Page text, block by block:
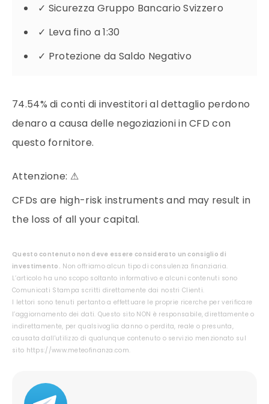
✓ Sicurezza Gruppo Bancario Svizzero
✓ Leva fino a 1:30
✓ Protezione da Saldo Negativo
74.54% di conti di investitori al dettaglio perdono
denaro a causa delle negoziazioni in CFD con
questo fornitore.
Attenzione: ⚠
CFDs are high-risk instruments and may result in
the loss of all your capital.
Questo contenuto non deve essere considerato un consiglio di
investimento. Non offriamo alcun tipo di consulenza finanziaria.
L’articolo ha uno scopo soltanto informativo e alcuni contenuti sono
Comunicati Stampa scritti direttamente dai nostri Clienti.
I lettori sono tenuti pertanto a effettuare le proprie ricerche per verificare
l’aggiornamento dei dati. Questo sito NON è responsabile, direttamente o
indirettamente, per qualsivoglia danno o perdita, reale o presunta,
causata dall'utilizzo di qualunque contenuto o servizio menzionato sul
sito https://www.meteofinanza.com.